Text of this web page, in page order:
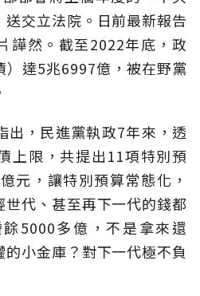
交立法院。日前最新報告
譁然。截至2022年底，政
）達5兆6997億，被在野黨
出，民進黨執政7年來，透
上限，共提出11項特別預
元，讓特別預算常態化，
代、甚至再下一代的錢都
5000多億，不是拿來還
小金庫？對下一代極不負